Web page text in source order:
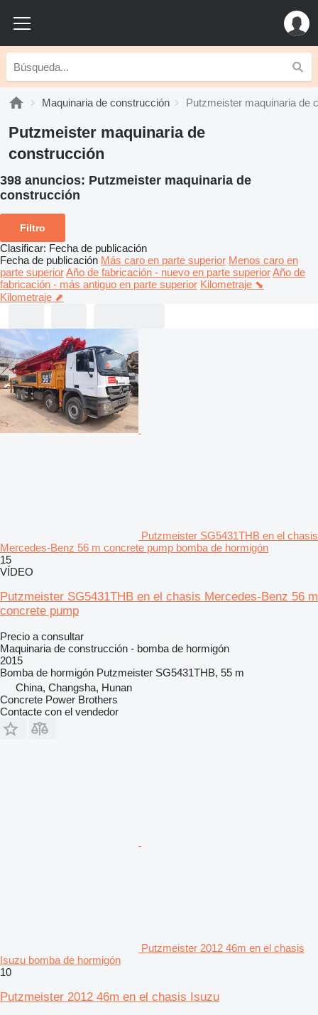
Maquinaria de construcción Putzmeister maquinaria de
Putzmeister maquinaria de
construcción
398 anuncios: Putzmeister maquinaria de
construcción
Filtro
Clasificar: Fecha de publicación
Fecha de publicación Más caro en parte superior Menos caro en
parte superiorAño de fabricación - nuevo en parte superiorAño de
fabricación - más antiguo en parte superior Kilometraje ⬊
Kilometraje ⬈
Putzmeister SG5431THB en el chasis
Mercedes-Benz 56 m concrete pump bomba de hormigón
15
VÍDEO
Putzmeister SG5431THB en el chasis Mercedes-Benz 56 m
concrete pump
Precio a consultar
Maquinaria de construcción - bomba de hormigón
2015
Bomba de hormigón Putzmeister SG5431THB, 55 m
China, Changsha, Hunan
Concrete Power Brothers
Contacte con el vendedor
Putzmeister 2012 46m en el chasis
Isuzu bomba de hormigón
10
Putzmeister 2012 46m en el chasis Isuzu